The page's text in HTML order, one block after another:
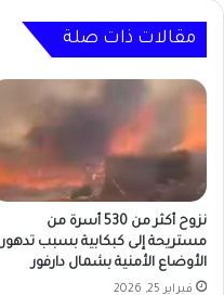
مقالات ذات صلة
نزوح أكثر من 530 أسرة من
مستريحة إلى كبكابية بسبب تدهور
الأوضاع الأمنية بشمال دارفور
فبراير 25, 2026